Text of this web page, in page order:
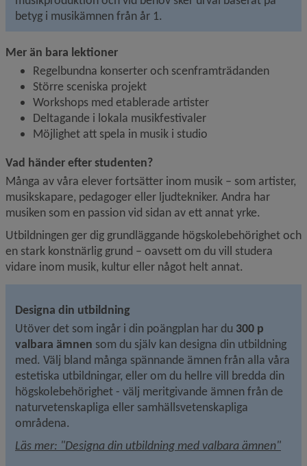
betyg i musikämnen från år 1.
Mer än bara lektioner
Regelbundna konserter och scenframträdanden
Större sceniska projekt
Workshops med etablerade artister
Deltagande i lokala musikfestivaler
Möjlighet att spela in musik i studio
Vad händer efter studenten?
Många av våra elever fortsätter inom musik – som artister,
musikskapare, pedagoger eller ljudtekniker. Andra har
musiken som en passion vid sidan av ett annat yrke.
Utbildningen ger dig grundläggande högskolebehörighet och
en stark konstnärlig grund – oavsett om du vill studera
vidare inom musik, kultur eller något helt annat.
Designa din utbildning
Utöver det som ingår i din poängplan har du 300 p
valbara ämnen som du själv kan designa din utbildning
med. Välj bland många spännande ämnen från alla våra
estetiska utbildningar, eller om du hellre vill bredda din
högskolebehörighet - välj meritgivande ämnen från de
naturvetenskapliga eller samhällsvetenskapliga
områdena.
Läs mer: "Designa din utbildning med valbara ämnen"